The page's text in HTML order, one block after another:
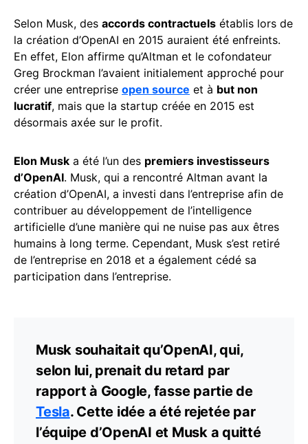
Selon Musk, des accords contractuels établis lors de
la création d’OpenAI en 2015 auraient été enfreints.
En effet, Elon affirme qu’Altman et le cofondateur
Greg Brockman l’avaient initialement approché pour
créer une entreprise open source et à but non
lucratif, mais que la startup créée en 2015 est
désormais axée sur le profit.
Elon Musk a été l’un des premiers investisseurs
d’OpenAI. Musk, qui a rencontré Altman avant la
création d’OpenAI, a investi dans l’entreprise afin de
contribuer au développement de l’intelligence
artificielle d’une manière qui ne nuise pas aux êtres
humains à long terme. Cependant, Musk s’est retiré
de l’entreprise en 2018 et a également cédé sa
participation dans l’entreprise.
Musk souhaitait qu’OpenAI, qui,
selon lui, prenait du retard par
rapport à Google, fasse partie de
Tesla. Cette idée a été rejetée par
l’équipe d’OpenAI et Musk a quitté